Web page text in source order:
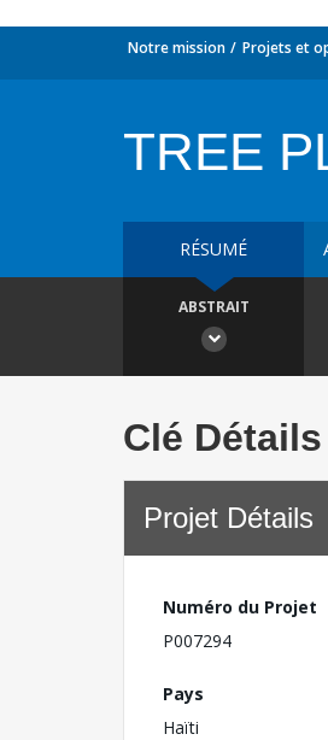
Notre mission Projets et
TREE
RÉSUMÉ
ABSTRAIT
Clé Détails
Projet Détails
Numéro du Projet
P007294
Pays
Haïti